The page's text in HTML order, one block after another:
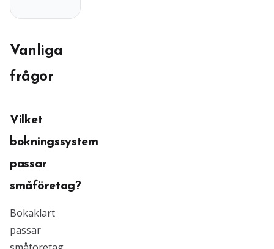
Vanliga
frågor
Vilket
bokningssystem
passar
småföretag?
Bokaklart
passar